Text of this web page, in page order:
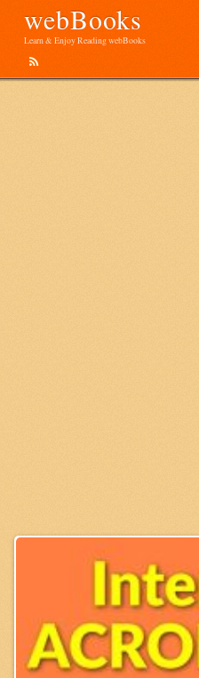
webBooks
Learn & Enjoy Reading webBooks